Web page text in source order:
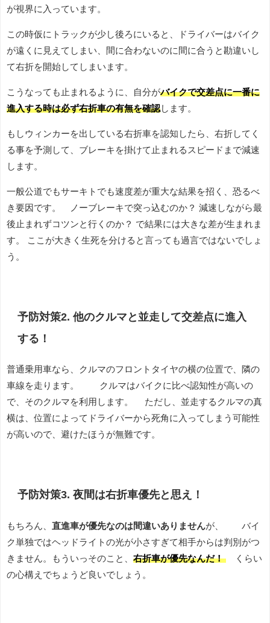
が視界に入っています。
この時仮にトラックが少し後ろにいると、ドライバーはバイク
が遠くに見えてしまい、間に合わないのに間に合うと勘違いし
て右折を開始してしまいます。
こうなっても止まれるように、自分がバイクで交差点に一番に
進入する時は必ず右折車の有無を確認 します。
もしウィンカーを出している右折車を認知したら、右折してく
る事を予測して、ブレーキを掛けて止まれるスピードまで減速
します。
一般公道でもサーキトでも速度差が重大な結果を招く、恐るべ
き要因です。 ノーブレーキで突っ込むのか？ 減速しながら最
後止まれずコツンと行くのか？ で結果には大きな差が生まれま
す。 ここが大きく生死を分けると言っても過言ではないでしょ
う。
予防対策2. 他のクルマと並走して交差点に進入
する！
普通乗用車なら、クルマのフロントタイヤの横の位置で、隣の
車線を走ります。 クルマはバイクに比べ認知性が高いの
で、そのクルマを利用します。 ただし、並走するクルマの真
横は、位置によってドライバーから死角に入ってしまう可能性
が高いので、避けたほうが無難です。
予防対策3. 夜間は右折車優先と思え！
もちろん、 直進車が優先なのは間違いありませんが、 バイ
ク単独ではヘッドライトの光が小さすぎて相手からは判別がつ
きません。もういっそのこと、 右折車が優先なんだ！
くらい
の心構えでちょうど良いでしょう。